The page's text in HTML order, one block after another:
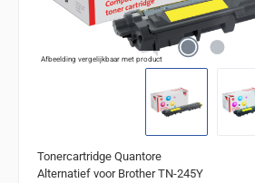
Afbeelding vergelijkbaar met product
Tonercartridge Quantore
Alternatief voor Brother TN-245Y